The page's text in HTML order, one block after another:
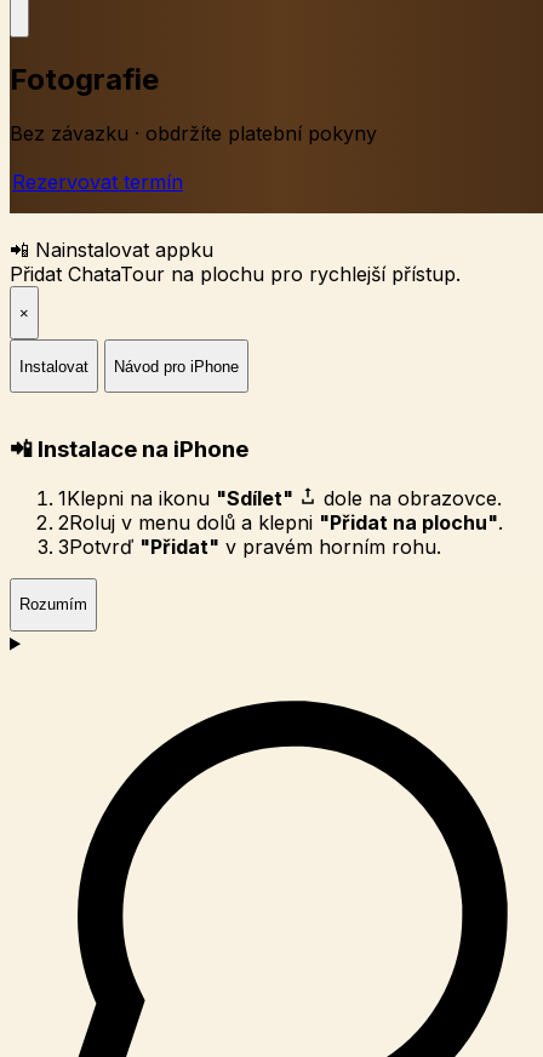
Fotografie
Bez závazku · obdržíte platební pokyny
Rezervovat termín
📲 Nainstalovat appku
Přidat ChataTour na plochu pro rychlejší přístup.
×
Instalovat Návod pro iPhone
📲 Instalace na iPhone
1Klepni na ikonu "Sdílet"
dole na obrazovce.
2Roluj v menu dolů a klepni "Přidat na plochu".
3Potvrď "Přidat" v pravém horním rohu.
Rozumím